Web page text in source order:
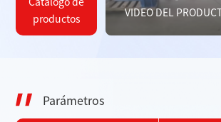
productos
VIDEO DEL
Parámetros